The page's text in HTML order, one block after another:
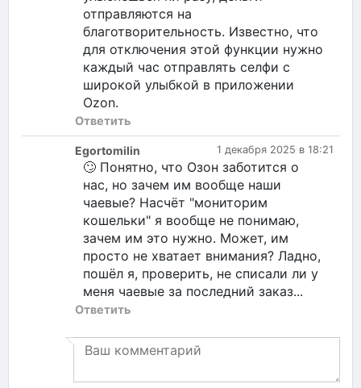
отправляются на
благотворительность. Известно, что
для отключения этой функции нужно
каждый час отправлять селфи с
широкой улыбкой в приложении
Ozon.
Ответить
1 декабря 2025 в 18:21
Egortomilin
🙄 Понятно, что Озон заботится о
нас, но зачем им вообще наши
чаевые? Насчёт "мониторим
кошельки" я вообще не понимаю,
зачем им это нужно. Может, им
просто не хватает внимания? Ладно,
пошёл я, проверить, не списали ли у
меня чаевые за последний заказ...
Ответить